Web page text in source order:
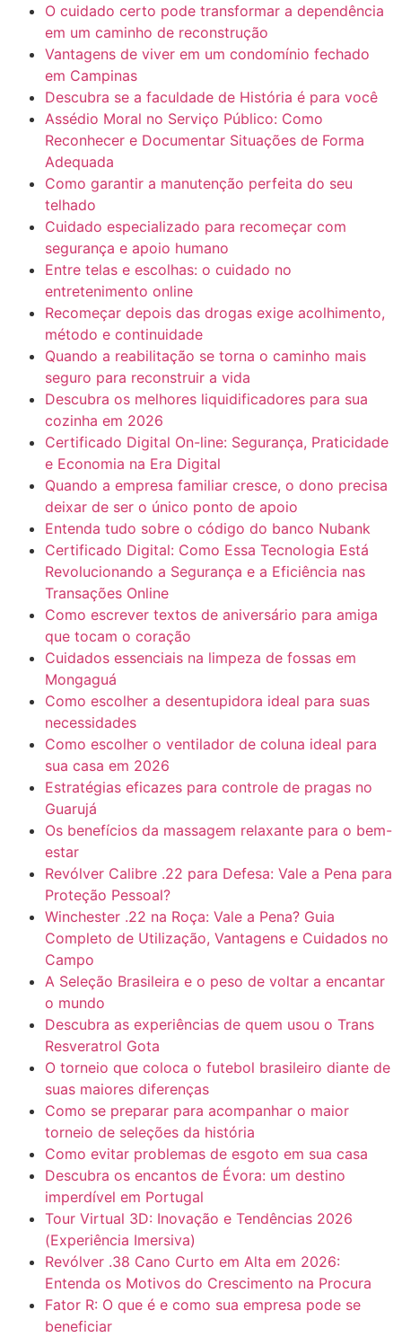
O cuidado certo pode transformar a dependência
em um caminho de reconstrução
Vantagens de viver em um condomínio fechado
em Campinas
Descubra se a faculdade de História é para você
Assédio Moral no Serviço Público: Como
Reconhecer e Documentar Situações de Forma
Adequada
Como garantir a manutenção perfeita do seu
telhado
Cuidado especializado para recomeçar com
segurança e apoio humano
Entre telas e escolhas: o cuidado no
entretenimento online
Recomeçar depois das drogas exige acolhimento,
método e continuidade
Quando a reabilitação se torna o caminho mais
seguro para reconstruir a vida
Descubra os melhores liquidificadores para sua
cozinha em 2026
Certificado Digital On-line: Segurança, Praticidade
e Economia na Era Digital
Quando a empresa familiar cresce, o dono precisa
deixar de ser o único ponto de apoio
Entenda tudo sobre o código do banco Nubank
Certificado Digital: Como Essa Tecnologia Está
Revolucionando a Segurança e a Eficiência nas
Transações Online
Como escrever textos de aniversário para amiga
que tocam o coração
Cuidados essenciais na limpeza de fossas em
Mongaguá
Como escolher a desentupidora ideal para suas
necessidades
Como escolher o ventilador de coluna ideal para
sua casa em 2026
Estratégias eficazes para controle de pragas no
Guarujá
Os benefícios da massagem relaxante para o bem-
estar
Revólver Calibre .22 para Defesa: Vale a Pena para
Proteção Pessoal?
Winchester .22 na Roça: Vale a Pena? Guia
Completo de Utilização, Vantagens e Cuidados no
Campo
A Seleção Brasileira e o peso de voltar a encantar
o mundo
Descubra as experiências de quem usou o Trans
Resveratrol Gota
O torneio que coloca o futebol brasileiro diante de
suas maiores diferenças
Como se preparar para acompanhar o maior
torneio de seleções da história
Como evitar problemas de esgoto em sua casa
Descubra os encantos de Évora: um destino
imperdível em Portugal
Tour Virtual 3D: Inovação e Tendências 2026
(Experiência Imersiva)
Revólver .38 Cano Curto em Alta em 2026:
Entenda os Motivos do Crescimento na Procura
Fator R: O que é e como sua empresa pode se
beneficiar